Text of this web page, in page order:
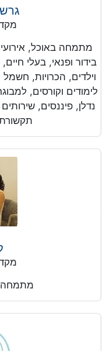
מתמחה באוכל,
בידור ופנאי, בעלי
וילדים, הכרויות, חשמל
לימודים וקורסים,
נדלן, פיננסים,
מתמחה